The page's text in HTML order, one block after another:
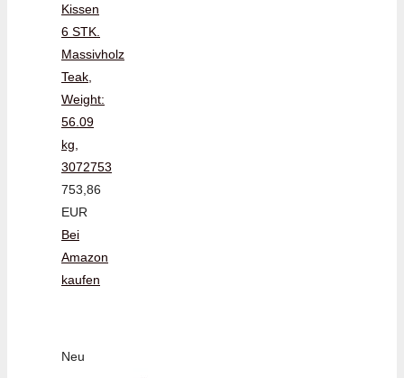
Kissen
6 STK.
Massivholz
Teak,
Weight:
56.09
kg,
3072753
753,86
EUR
Bei
Amazon
kaufen
Neu